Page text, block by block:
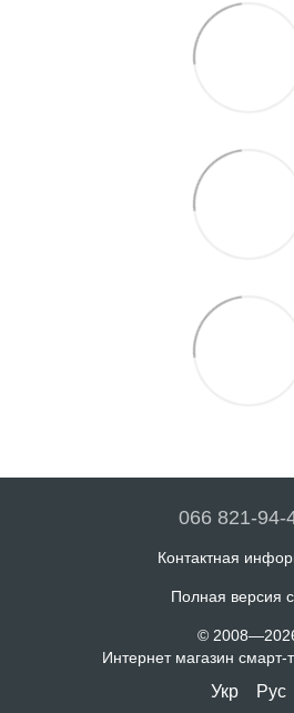
066 821-94-
Контактная
Полная версия
©
Интернет магазин смарт-
Укр Рус